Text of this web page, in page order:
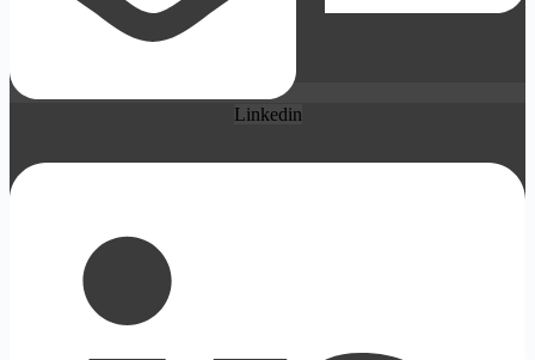
Linkedin